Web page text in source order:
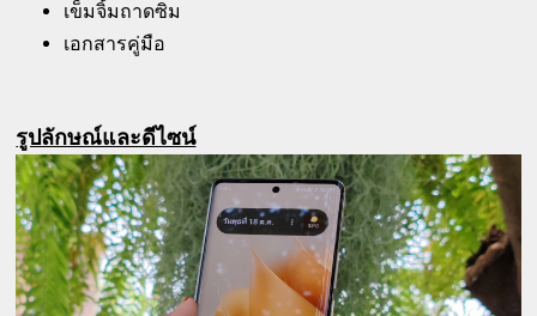
เข็มจิ้มถาดซิม
เอกสารคู่มือ
รูปลักษณ์และดีไซน์